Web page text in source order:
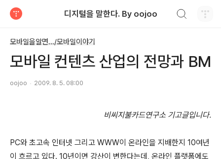
디지털을 말한다. By oojoo
모바일을알면.../모바일이야기
모바일 컨텐츠 산업의 전망과 BM
oojoo 2009. 8. 5. 08:00
비씨지불카드연구소 기고글입니다.
PC와 초고속 인터넷 그리고 WWW이 온라인을 지배한지 10여년
이 흐르고 있다. 10년이면 강산이 변한다는데, 온라인 플랫폼에도